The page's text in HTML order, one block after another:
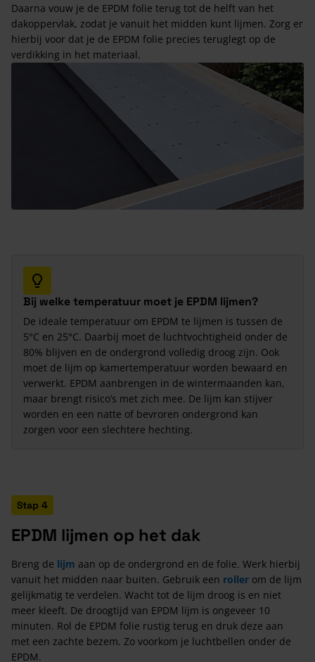
Daarna vouw je de EPDM folie terug tot de helft van het
dakoppervlak, zodat je vanuit het midden kunt lijmen. Zorg er
hierbij voor dat je de EPDM folie precies teruglegt op de
verdikking in het materiaal.
Bij welke temperatuur moet je EPDM lijmen?
De ideale temperatuur om EPDM te lijmen is tussen de
5°C en 25°C. Daarbij moet de luchtvochtigheid onder de
80% blijven en de ondergrond volledig droog zijn. Ook
moet de lijm op kamertemperatuur worden bewaard en
verwerkt. EPDM aanbrengen in de wintermaanden kan,
maar brengt risico’s met zich mee. De lijm kan stijver
worden en een natte of bevroren ondergrond kan
zorgen voor een slechtere hechting.
Stap 4
EPDM lijmen op het dak
Breng de lijm aan op de ondergrond en de folie. Werk hierbij
vanuit het midden naar buiten. Gebruik een roller om de lijm
gelijkmatig te verdelen. Wacht tot de lijm droog is en niet
meer kleeft. De droogtijd van EPDM lijm is ongeveer 10
minuten. Rol de EPDM folie rustig terug en druk deze aan
met een zachte bezem. Zo voorkom je luchtbellen onder de
EPDM.